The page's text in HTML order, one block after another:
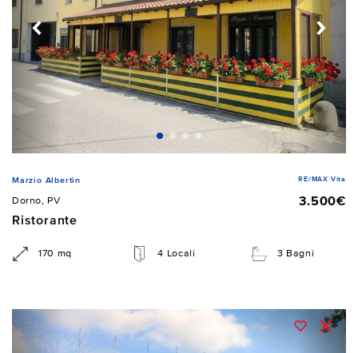
Marzio Albertin RE/MAX Vita
Dorno, PV
3.500€
Ristorante
170 mq 4 Locali 3 Bagni